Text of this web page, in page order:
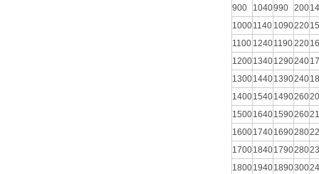
900
1040990 200
10001140 1090220
1100 12401190220
120013401290240
130014401390240
140015401490260
150016401590260
160017401690280
170018401790280
180019401890300